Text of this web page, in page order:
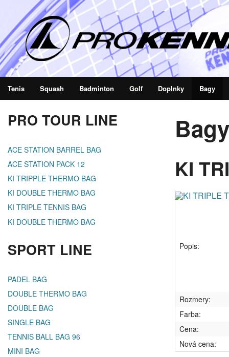
Tenis Squash Badminton Golf Doplnky Bagy
Bagy
KI
Popis:
Rozmery:
Farba:
Cena:
Nová cena:
PRO TOUR LINE
ACE STATION BARREL BAG
ACE STATION PACK 12
KI TRIPPLE THERMO BAG
KI DOUBLE THERMO BAG
KI TRIPLE TENNIS BAG
KI DOUBLE THERMO BAG
SPORT LINE
PADEL BAG
DOUBLE THERMO BAG
DOUBLE BAG
SINGLE BAG
TENNIS BALL BAG 96
MINI BAG